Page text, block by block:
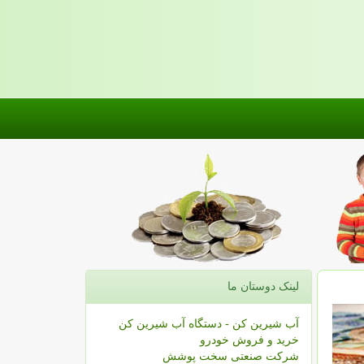
لینک دوستان ما
آب شیرین کن - دستگاه آب شیرین کن
خرید و فروش خودرو
شرکت صنعتی سخت پوشش